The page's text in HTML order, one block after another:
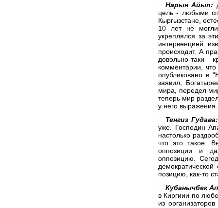
Нарын Айып:
цель - любыми
Кыргызстане,
10 лет не
укреплялся за
интервенцией
происходит. А
довольно-таки
комментарии,
опубликовано в
заявил,
мира, передел
теперь мир
у него выражения.
Тенгиз Гудава:
уже. Господин
настолько
что это такое.
оппозиции и
оппозицию.
позицию, как-то
Кубанычбек
в Киргиии по
из